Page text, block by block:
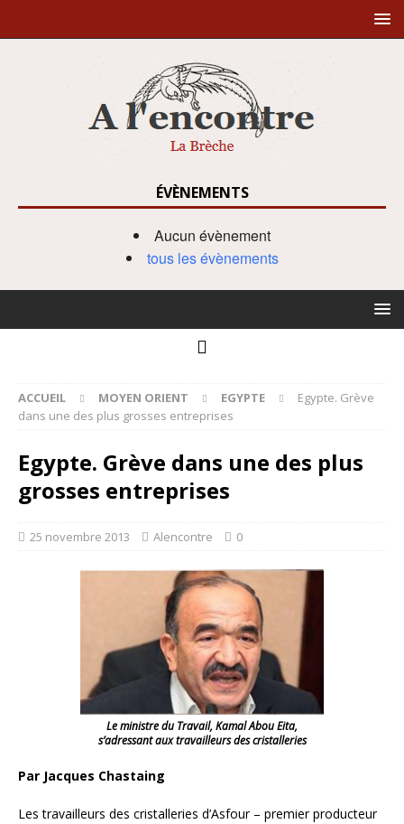
ÉVÈNEMENTS
Aucun évènement
tous les évènements
ACCUEIL MOYEN ORIENT EGYPTE
Egypte. Grève
dans une des plus grosses entreprises
Egypte. Grève dans une des plus
grosses entreprises
25 novembre 2013 Alencontre 0
Le ministre du Travail, Kamal Abou Eita,
s’adressant aux travailleurs des cristalleries
Par Jacques Chastaing
Les travailleurs des cristalleries d’Asfour – premier producteur